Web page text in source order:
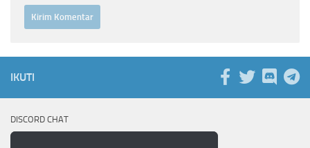
IKUTI
DISCORD CHAT